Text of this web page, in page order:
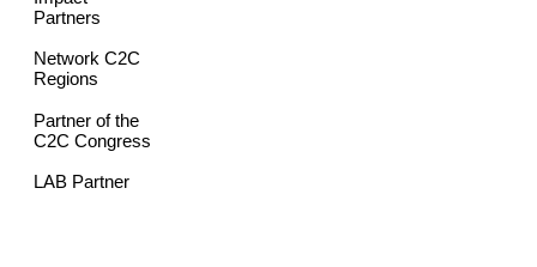
Partners
Network C2C
Regions
Partner of the
C2C Congress
LAB Partner